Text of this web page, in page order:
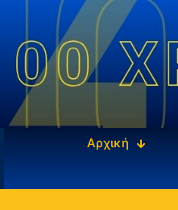
Αρχική